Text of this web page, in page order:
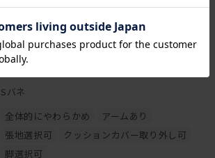
背・肘クッション：スモールフェザー (ウレタ
ン芯入り) 座クッション：上部スモールフェザ
ー、下部ウレタンフォーム
Sバネ
全体的にやわらかめ
アームあり
張地選択可
クッションカバー取り外し可
脚選択可